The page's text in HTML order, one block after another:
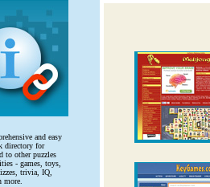
and easy
directory for
to other puzzles
- games, toys,
trivia, IQ,
more.